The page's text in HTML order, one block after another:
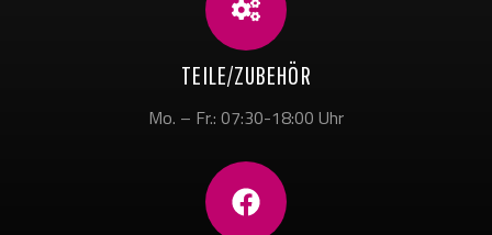
TEILE/ZUBEHÖR
Mo. – Fr.: 07:30-18:00 Uhr